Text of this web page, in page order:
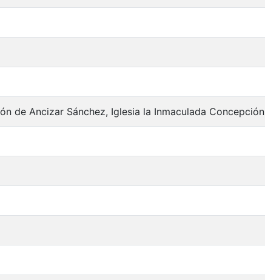
de Ancizar Sánchez, Iglesia la Inmaculada Concepción